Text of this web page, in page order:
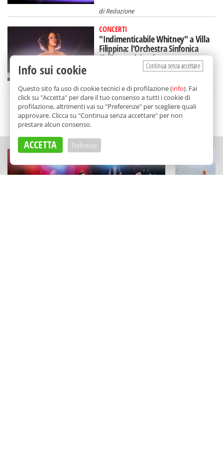
diRedazione
CONCERTI
"Indimenticabile Whitney" a Villa
Filippina: l'Orchestra Sinfonica
Siciliana celebra la star
diRedazione
SCELTO DA BALARM
Continua senza accettare
Info sui cookie
Questo sito fa uso di cookie tecnici e di profilazione (info). Fai
click su "Accetta" per dare il tuo consenso a tutti i cookie di
profilazione, altrimenti vai su "Preferenze" per scegliere quali
approvare. Clicca su "Continua senza accettare" per non
prestare alcun consenso.
ACCETTA Preferenze